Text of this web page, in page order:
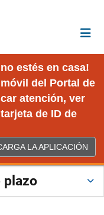
estés en casa!
del Portal de
atención, ver
de ID de
LA APLICACIÓN
plazo